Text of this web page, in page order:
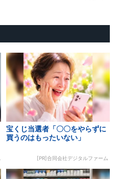
宝くじ当選者「〇〇をやらずに
買うのはもったいない」
[PR]合同会社デジタルファーム